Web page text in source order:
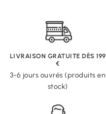
LIVRAISON GRATUITE DÈS 199
€
3-6 jours ouvrés (produits en
stock)